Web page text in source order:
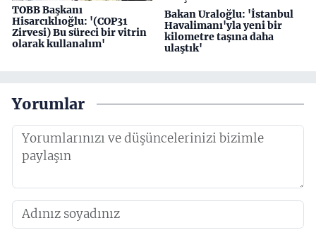
TOBB Başkanı
Hisarcıklıoğlu: '(COP31
Zirvesi) Bu süreci bir vitrin
olarak kullanalım'
Bakan Uraloğlu: 'İstanbul
Havalimanı'yla yeni bir
kilometre taşına daha
ulaştık'
Yorumlar